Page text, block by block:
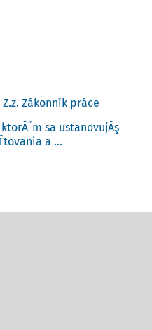
Z.z. Zákonník práce
sa ustanovujĂş
a ...